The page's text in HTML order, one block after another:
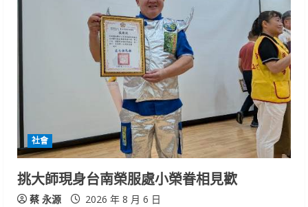
社會
挑大師現身台南榮服處小榮眷相見歡
蔡 永源 2026 年 8 月 6 日